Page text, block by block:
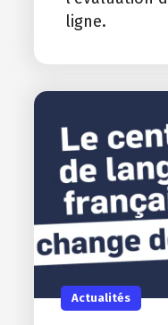
ligne.
Actualités